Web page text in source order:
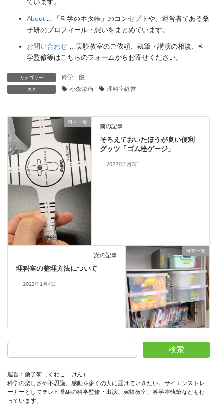
ています。
About …「科学のネタ帳」のコンセプトや、運営者である桑
子研のプロフィール・想いをまとめています。
お問い合わせ …実験教室のご依頼、執筆・講演の相談、科
学監修等はこちらのフォームからお寄せください。
カテゴリー 科学一般
タグ 小森栄治 理科室経営
科学一般
前の記事
そろえておいたほうが良い便利
グッツ「ゴム栓ゲージ」
2022年1月3日
科学一般
次の記事
理科室の整理方法について
2022年1月4日
検索
運営：桑子研（くわこ　けん）
科学の楽しさや不思議、感動を多くの人に届けていきたい。サイエンストレ
ーナーとしてテレビ番組の科学監修・出演、実験教室、科学本執筆なども行
っています。